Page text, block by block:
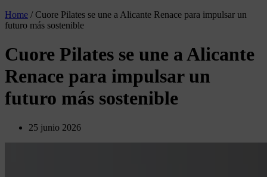
Home / Cuore Pilates se une a Alicante Renace para impulsar un
futuro más sostenible
Cuore Pilates se une a Alicante
Renace para impulsar un
futuro más sostenible
25 junio 2026